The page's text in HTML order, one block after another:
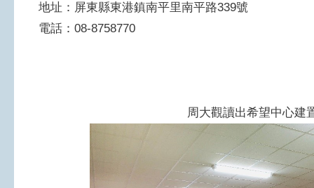
地址：屏東縣東港鎮南平里南平路339號
電話：08-8758770
周大觀讀出希望中心建